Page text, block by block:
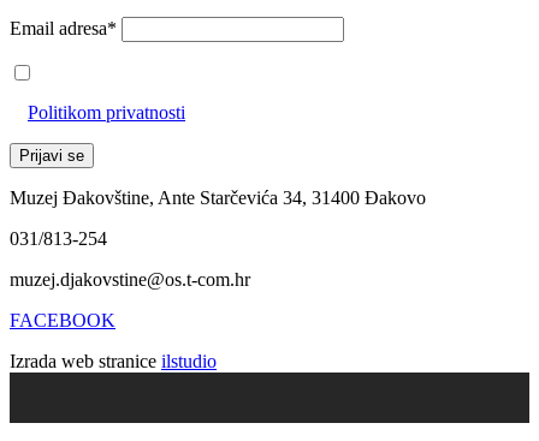
Email adresa*
Politikom privatnosti
Muzej Đakovštine, Ante Starčevića 34, 31400 Đakovo
031/813-254
muzej.djakovstine@os.t-com.hr
FACEBOOK
Izrada web stranice ilstudio